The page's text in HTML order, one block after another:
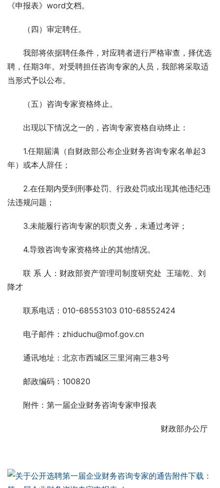
《申报表》word文档。
（四）审定聘任。
我部将依据聘任条件，对应聘者进行严格审查，择优选
聘，任期3年。对受聘担任咨询专家的人员，我部将采取适
当形式予以公布。
（五）咨询专家资格终止。
出现以下情况之一的，咨询专家资格自动终止：
1.任期届满（自财政部公布企业财务咨询专家名单起3
年）或本人辞任；
2.在任期内受到刑事处罚、行政处罚或出现其他违纪违
法违规问题；
3.未能履行咨询专家的职责义务，未通过考评；
4.导致咨询专家资格终止的其他情况。
联 系 人：财政部资产管理司制度研究处  王瑞乾、刘
降才
联系电话：010-68553103 010-68552424
电子邮件：zhiduchu@mof.gov.cn
通讯地址：北京市西城区三里河南三巷3号
邮政编码：100820
附件：第一届企业财务咨询专家申报表
财政部办公厅
附件下载：